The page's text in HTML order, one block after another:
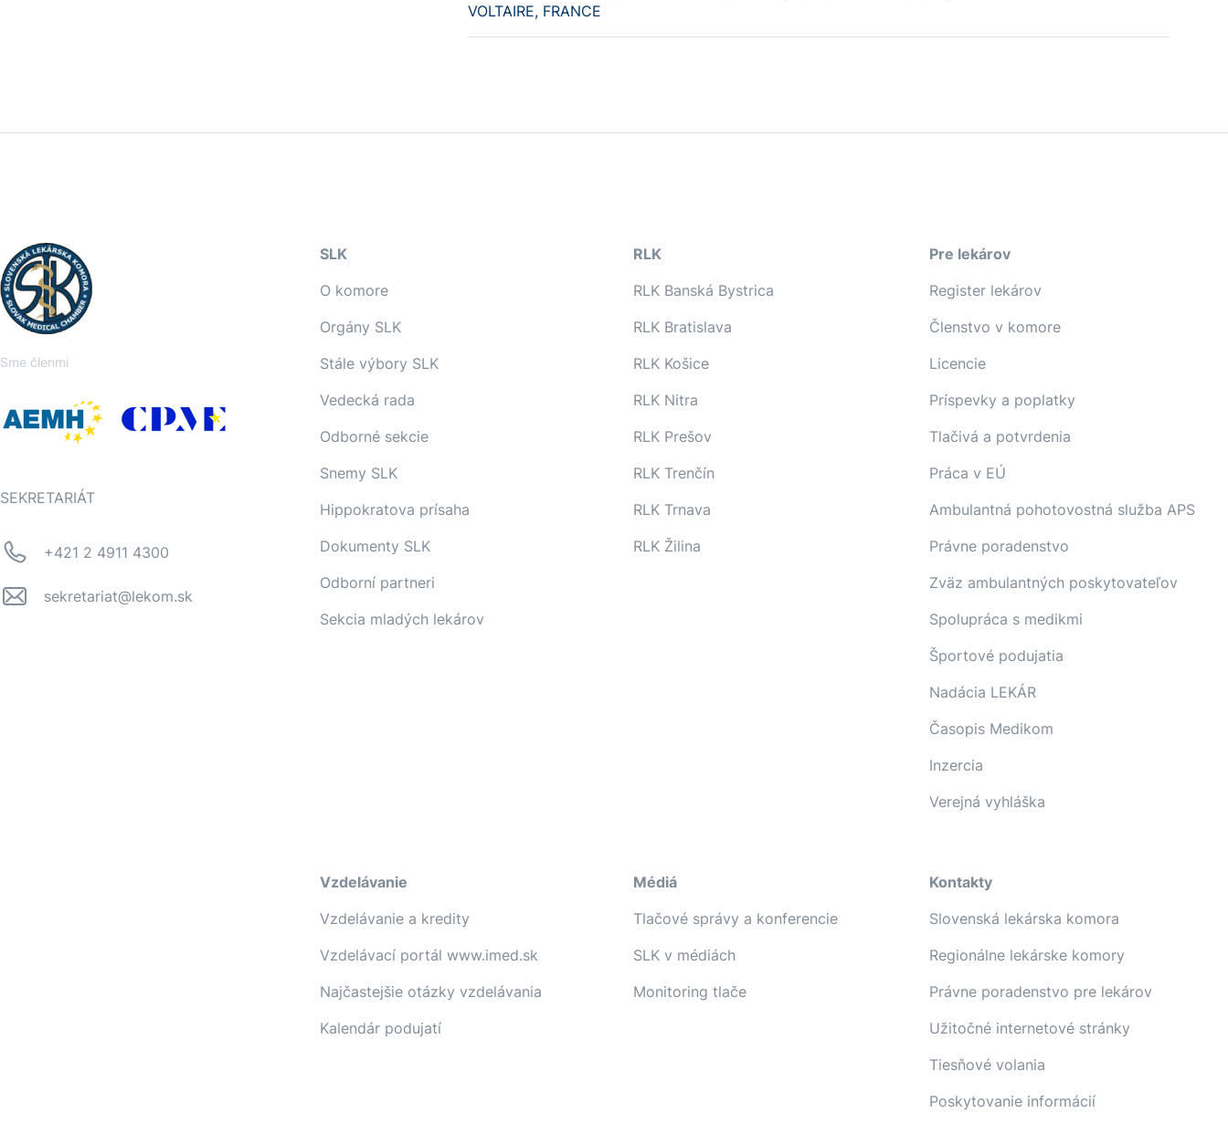
VOLTAIRE, FRANCE
Sme členmi
SEKRETARIÁT
+421 2 4911 4300
sekretariat@lekom.sk
SLK
O komore
Orgány SLK
Stále výbory SLK
Vedecká rada
Odborné sekcie
Snemy SLK
Hippokratova prísaha
Dokumenty SLK
Odborní partneri
Sekcia mladých lekárov
RLK
RLK Banská Bystrica
RLK Bratislava
RLK Košice
RLK Nitra
RLK Prešov
RLK Trenčín
RLK Trnava
RLK Žilina
Pre lekárov
Register lekárov
Členstvo v komore
Licencie
Príspevky a poplatky
Tlačivá a potvrdenia
Práca v EÚ
Ambulantná pohotovostná služba APS
Právne poradenstvo
Zväz ambulantných poskytovateľov
Spolupráca s medikmi
Športové podujatia
Nadácia LEKÁR
Časopis Medikom
Inzercia
Verejná vyhláška
Vzdelávanie
Vzdelávanie a kredity
Vzdelávací portál www.imed.sk
Najčastejšie otázky vzdelávania
Kalendár podujatí
Médiá
Tlačové správy a konferencie
SLK v médiách
Monitoring tlače
Kontakty
Slovenská lekárska komora
Regionálne lekárske komory
Právne poradenstvo pre lekárov
Užitočné internetové stránky
Tiesňové volania
Poskytovanie informácií